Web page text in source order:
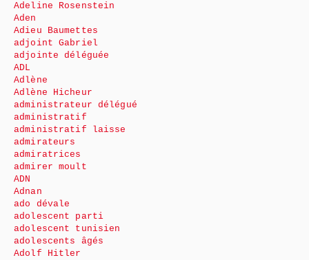
Adeline Rosenstein
Aden
Adieu Baumettes
adjoint Gabriel
adjointe déléguée
ADL
Adlène
Adlène Hicheur
administrateur délégué
administratif
administratif laisse
admirateurs
admiratrices
admirer moult
ADN
Adnan
ado dévale
adolescent parti
adolescent tunisien
adolescents âgés
Adolf Hitler